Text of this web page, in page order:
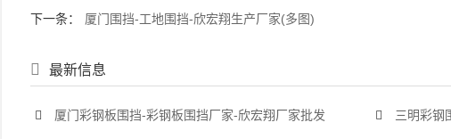
下一条：
厦门围挡-工地围挡-欣宏翔生产厂家(多图)
最新信息
厦门彩钢板围挡-彩钢板围挡厂家-欣宏翔厂家批发 三明彩钢